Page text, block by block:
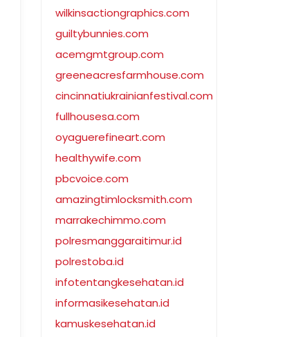
wilkinsactiongraphics.com
guiltybunnies.com
acemgmtgroup.com
greeneacresfarmhouse.com
cincinnatiukrainianfestival.com
fullhousesa.com
oyaguerefineart.com
healthywife.com
pbcvoice.com
amazingtimlocksmith.com
marrakechimmo.com
polresmanggaraitimur.id
polrestoba.id
infotentangkesehatan.id
informasikesehatan.id
kamuskesehatan.id